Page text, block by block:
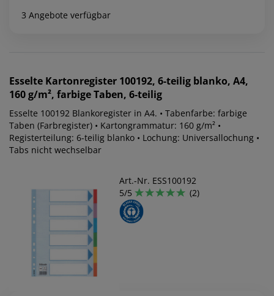
3 Angebote verfügbar
Esselte Kartonregister 100192, 6-teilig blanko, A4,
160 g/m², farbige Taben, 6-teilig
Esselte 100192 Blankoregister in A4. • Tabenfarbe: farbige
Taben (Farbregister) • Kartongrammatur: 160 g/m² •
Registerteilung: 6-teilig blanko • Lochung: Universallochung •
Tabs nicht wechselbar
Art.-Nr. ESS100192
5/5
(2)